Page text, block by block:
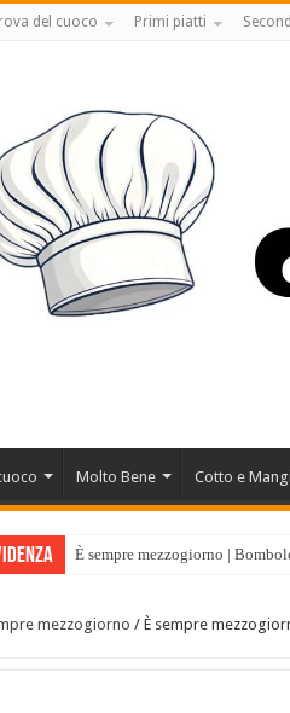
del cuoco Primi piatti
Molto Bene Cotto e
È sempre mezzogiorno |
mezzogiorno / È sempre